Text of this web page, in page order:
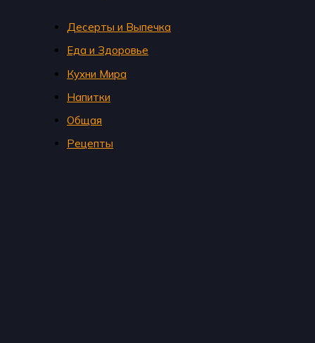
Десерты и Выпечка
Еда и Здоровье
Кухни Мира
Напитки
Общая
Рецепты